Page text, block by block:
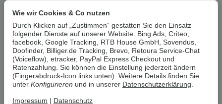
Dieser Artikel hat Variationen. Wählen Sie bitte die
gewünschte Variation aus.
Artikelnummer: 41591
HAN:100392924
Kategorie:Hosen & Jeans
Beschreibung
Wie wir Cookies & Co nutzen
Durch Klicken auf „Zustimmen“ gestatten Sie den Einsatz
folgender Dienste auf unserer Website: Bing Ads, Criteo,
facebook, Google Tracking, RTB House GmbH, Sovendus,
Doofinder, Billiger.de Tracking, Brevo, Retoura Service-Chat
(Voiceflow), etracker, PayPal Express Checkout und
Ratenzahlung. Sie können die Einstellung jederzeit ändern
(Fingerabdruck-Icon links unten). Weitere Details finden Sie
unter Konfigurieren und in unserer Datenschutzerklärung.
Impressum Datenschutz